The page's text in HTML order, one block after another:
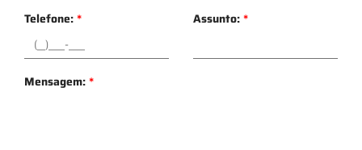
Telefone:* Assunto:*
Mensagem:*